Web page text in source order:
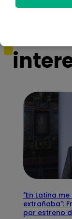
"En Latina
extrañaba":
por estreno